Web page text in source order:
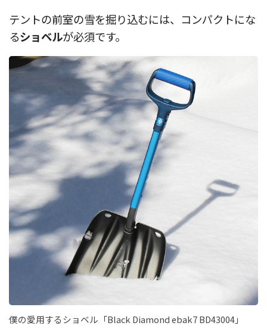
テントの前室の雪を掘り込むには、コンパクトにな
るショベルが必須です。
僕の愛用するショベル「Black Diamond ebak7 BD43004」